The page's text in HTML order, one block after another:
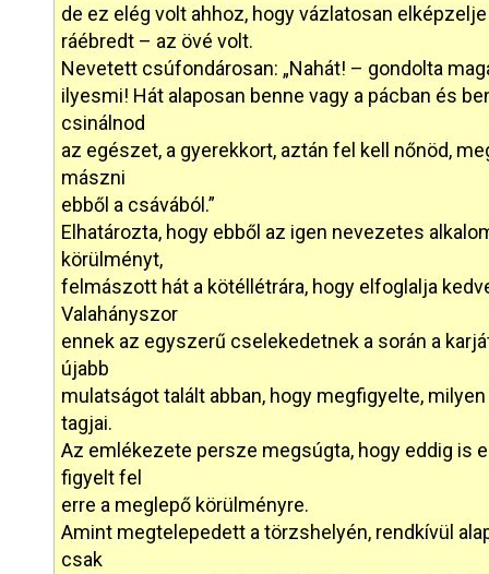
de ez elég volt ahhoz, hogy vázlatosan
ráébredt – az övé volt.
Nevetett csúfondárosan: „Nahát! – gondolta
ilyesmi! Hát alaposan benne vagy a pácban és
csinálnod
az egészet, a gyerekkort, aztán fel kell nőnöd,
mászni
ebből a csávából.”
Elhatározta, hogy ebből az igen nevezetes
körülményt,
felmászott hát a kötéllétrára, hogy elfoglalja
Valahányszor
ennek az egyszerű cselekedetnek a során a
újabb
mulatságot talált abban, hogy megfigyelte,
tagjai.
Az emlékezete persze megsúgta, hogy eddig is
figyelt fel
erre a meglepő körülményre.
Amint megtelepedett a törzshelyén, rendkívül
csak